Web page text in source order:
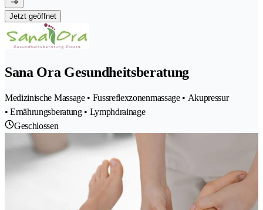
Jetzt geöffnet
Sana Ora Gesundheitsberatung
Medizinische Massage • Fussreflexzonenmassage • Akupressur
• Ernährungsberatung • Lymphdrainage
Geschlossen